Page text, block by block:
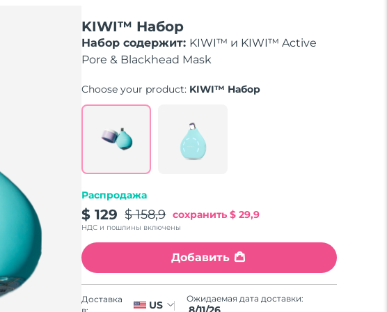
KIWI™ Набор
Набор содержит: KIWI™ и KIWI™ Active
Pore & Blackhead Mask
Choose your product: KIWI™ Набор
Распродажа
$ 129 $ 158,9 сохранить $ 29,9
НДС и пошлины включены
Добавить
Доставка
US Ожидаемая дата доставки: